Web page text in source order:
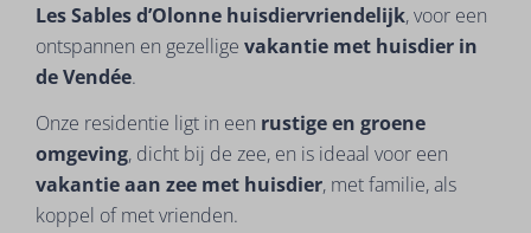
Les Sables d’Olonne huisdiervriendelijk, voor een
ontspannen en gezelligevakantie met huisdier in
de Vendée.
Onze residentie ligt in een rustige en groene
omgeving, dicht bij de zee, en is ideaal voor een
vakantie aan zee met huisdier, met familie, als
koppel of met vrienden.